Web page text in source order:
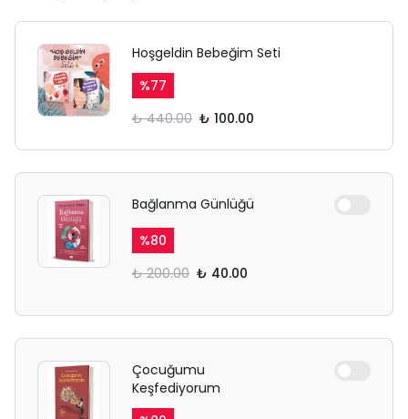
Hoşgeldin Bebeğim Seti
%77
₺ 440.00 ₺ 100.00
Bağlanma Günlüğü
%80
₺ 200.00 ₺ 40.00
Çocuğumu
Keşfediyorum